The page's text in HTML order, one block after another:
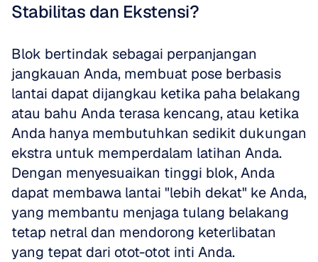
Stabilitas dan Ekstensi?
Blok bertindak sebagai perpanjangan
jangkauan Anda, membuat pose berbasis
lantai dapat dijangkau ketika paha belakang
atau bahu Anda terasa kencang, atau ketika
Anda hanya membutuhkan sedikit dukungan
ekstra untuk memperdalam latihan Anda.
Dengan menyesuaikan tinggi blok, Anda
dapat membawa lantai "lebih dekat" ke Anda,
yang membantu menjaga tulang belakang
tetap netral dan mendorong keterlibatan
yang tepat dari otot-otot inti Anda.